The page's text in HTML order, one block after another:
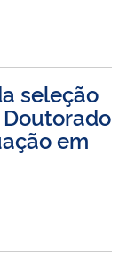
seleção
em